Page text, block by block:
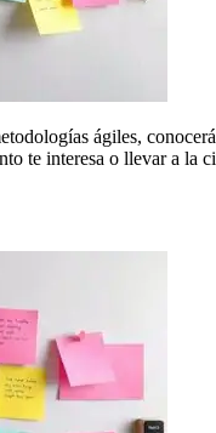
ágiles,
te interesa o llevar a la